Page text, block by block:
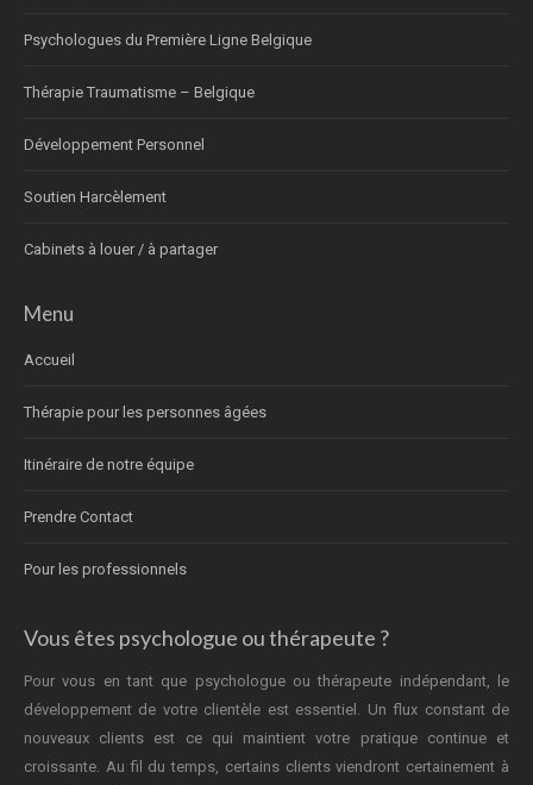
Psychologues du Première Ligne Belgique
Thérapie Traumatisme – Belgique
Développement Personnel
Soutien Harcèlement
Cabinets à louer / à partager
Menu
Accueil
Thérapie pour les personnes âgées
Itinéraire de notre équipe
Prendre Contact
Pour les professionnels
Vous êtes psychologue ou thérapeute ?
Pour vous en tant que psychologue ou thérapeute indépendant, le
développement de votre clientèle est essentiel. Un flux constant de
nouveaux clients est ce qui maintient votre pratique continue et
croissante. Au fil du temps, certains clients viendront certainement à